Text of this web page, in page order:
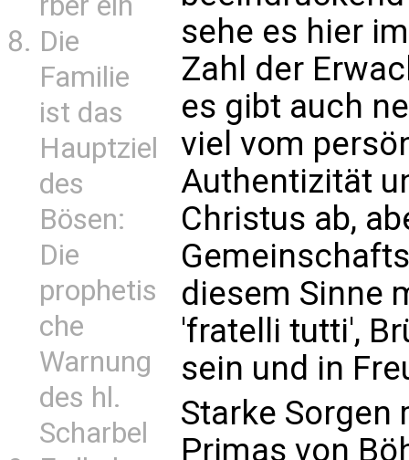
Die
Familie
ist das
Hauptziel
des
Bösen:
Die
prophetis
che
Warnung
des hl.
Scharbel
sehe es hier
Zahl der
es gibt auch
viel vom
Authentizität
Christus ab,
diesem Sinne
'fratelli tutti',
sein und in
Starke
Primas von